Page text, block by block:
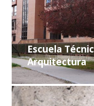
Escuela
Arquitectura